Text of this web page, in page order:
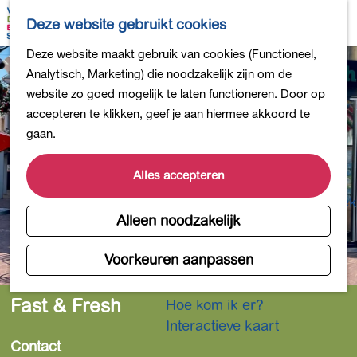
Deze website gebruikt cookies
Deze website maakt gebruik van cookies (Functioneel,
Analytisch, Marketing) die noodzakelijk zijn om de
website zo goed mogelijk te laten functioneren. Door op
accepteren te klikken, geef je aan hiermee akkoord te
gaan.
Alles accepteren
Alleen noodzakelijk
Voorkeuren aanpassen
G
a
n
a
a
r
d
e
h
o
m
e
K
a
r
t
Z
e
k
e
n
e
n
u
Bollen en Bloemen
Uit eten
DB4daagse - Inschrijven
Kinderactiviteiten
De natuur in
Musea en meer
Producten uit de Bollenstreek
Gezond en actief
Overnachten
Hoe kom ik er?
Interactieve kaart
Fast & Fresh
Contact